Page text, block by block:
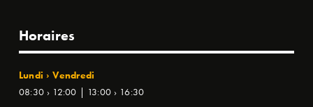
Horaires
Lundi › Vendredi
08:30 › 12:00 | 13:00 › 16:30